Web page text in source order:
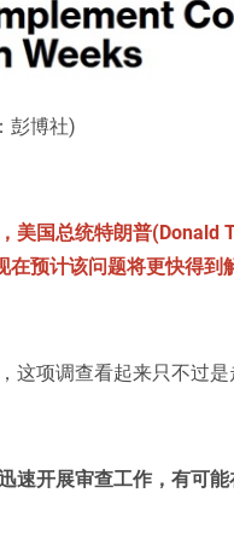
彭博社)
美国总统特朗普(Donald
预计该问题将更快得到
项调查看起来只不过是
速开展审查工作，有可